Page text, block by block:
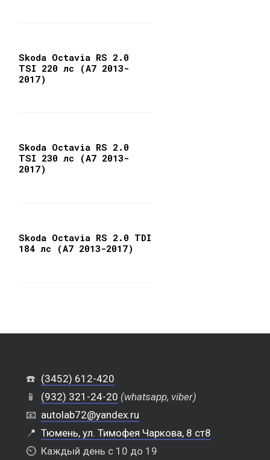
Skoda Octavia RS 2.0
TSI 220 лс (A7 2013-
2017)
Skoda Octavia RS 2.0
TSI 230 лс (A7 2013-
2017)
Skoda Octavia RS 2.0 TDI
184 лс (A7 2013-2017)
☎️ (3452) 612-420
📱
(932) 321-24-20 (whatsapp, viber)
📧 autolab72@yandex.ru
📍 Тюмень, ул. Тимофея Чаркова, 8 ст8
⏲️ Каждый день с 10 до 19